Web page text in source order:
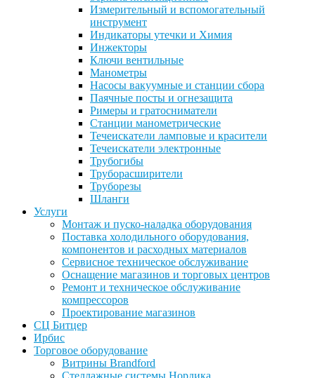
Измерительный и вспомогательный
инструмент
Индикаторы утечки и Химия
Инжекторы
Ключи вентильные
Манометры
Насосы вакуумные и станции сбора
Паячные посты и огнезащита
Римеры и гратосниматели
Станции манометрические
Течеискатели ламповые и красители
Течеискатели электронные
Трубогибы
Труборасширители
Труборезы
Шланги
Услуги
Монтаж и пуско-наладка оборудования
Поставка холодильного оборудования,
компонентов и расходных материалов
Сервисное техническое обслуживание
Оснащение магазинов и торговых центров
Ремонт и техническое обслуживание
компрессоров
Проектирование магазинов
СЦ Битцер
Ирбис
Торговое оборудование
Витрины Brandford
Стеллажные системы Нордика